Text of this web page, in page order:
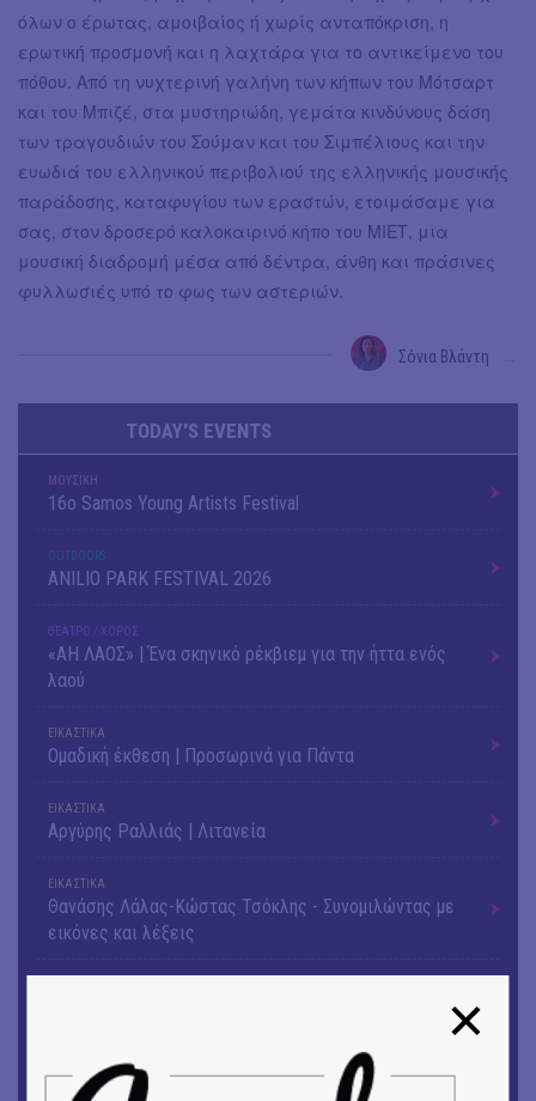
όλων ο έρωτας, αμοιβαίος ή χωρίς ανταπόκριση, η
ερωτική προσμονή και η λαχτάρα για το αντικείμενο του
πόθου. Από τη νυχτερινή γαλήνη των κήπων του Μότσαρτ
και του Μπιζέ, στα μυστηριώδη, γεμάτα κινδύνους δάση
των τραγουδιών του Σούμαν και του Σιμπέλιους και την
ευωδιά του ελληνικού περιβολιού της ελληνικής μουσικής
παράδοσης, καταφυγίου των εραστών, ετοιμάσαμε για
σας, στον δροσερό καλοκαιρινό κήπο του ΜΙΕΤ, μια
μουσική διαδρομή μέσα από δέντρα, άνθη και πράσινες
φυλλωσιές υπό το φως των αστεριών.
Σόνια Βλάντη
TODAY'S EVENTS
ΜΟΥΣΙΚΗ
16o Samos Young Artists Festival
OUTDΟORS
ANILIO PARK FESTIVAL 2026
ΘΕΑΤΡΟ / ΧΟΡΟΣ
«ΑΗ ΛΑΟΣ» | Ένα σκηνικό ρέκβιεμ για την ήττα ενός
λαού
ΕΙΚΑΣΤΙΚΑ
Ομαδική έκθεση | Προσωρινά για Πάντα
ΕΙΚΑΣΤΙΚΑ
Αργύρης Ραλλιάς | Λιτανεία
ΕΙΚΑΣΤΙΚΑ
Θανάσης Λάλας-Κώστας Τσόκλης - Συνομιλώντας με
εικόνες και λέξεις
9o Φεστιβάλ Στρογγύλη στη Σαντορίνη